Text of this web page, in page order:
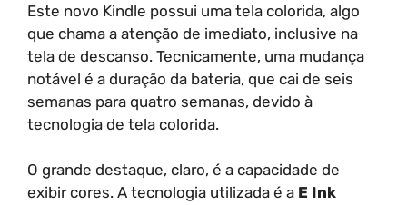
Este novo Kindle possui uma tela colorida, algo
que chama a atenção de imediato, inclusive na
tela de descanso. Tecnicamente, uma mudança
notável é a duração da bateria, que cai de seis
semanas para quatro semanas, devido à
tecnologia de tela colorida.
O grande destaque, claro, é a capacidade de
exibir cores. A tecnologia utilizada é a E Ink